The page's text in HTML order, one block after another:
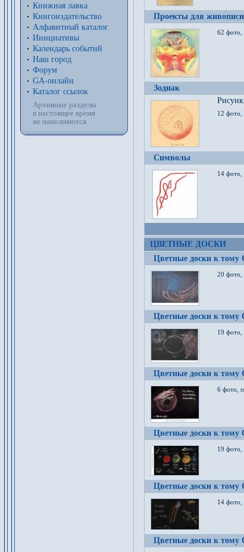
Книжная лавка
Книгоиздательство
Алфавитный каталог
Инициативы
Календарь событий
Наш город
Форум
GA-онлайн
Каталог ссылок
Архивные разделы
в настоящее время
не наполняются
Проекты для живописи
62 фото,
Зодиак
12 фото,
Символы
14 фото,
ЦВЕТНЫЕ ДОСКИ
Цветные доски к тому
20 фото,
Цветные доски к тому
19 фото,
Цветные доски к тому
6 фото,
Цветные доски к тому
19 фото,
Цветные доски к тому
14 фото,
Цветные доски к тому